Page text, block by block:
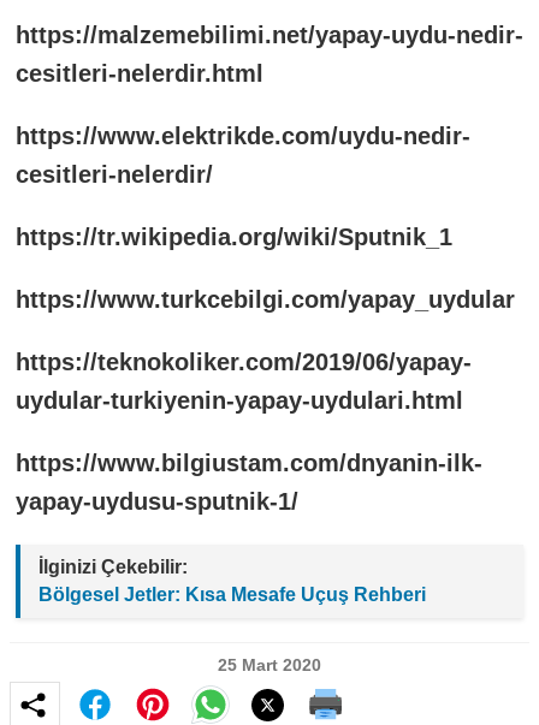
https://malzemebilimi.net/yapay-uydu-nedir-
cesitleri-nelerdir.html
https://www.elektrikde.com/uydu-nedir-
cesitleri-nelerdir/
https://tr.wikipedia.org/wiki/Sputnik_1
https://www.turkcebilgi.com/yapay_uydular
https://teknokoliker.com/2019/06/yapay-
uydular-turkiyenin-yapay-uydulari.html
https://www.bilgiustam.com/dnyanin-ilk-
yapay-uydusu-sputnik-1/
İlginizi Çekebilir:
Bölgesel Jetler: Kısa Mesafe Uçuş Rehberi
25 Mart 2020